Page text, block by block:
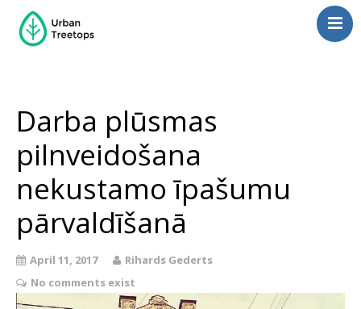
Management
Consulting
Contact Us
Language switcher
Darba plūsmas
pilnveidošana
nekustamo īpašumu
pārvaldīšanā
April 11, 2017
Rihards Gederts
No comments exist